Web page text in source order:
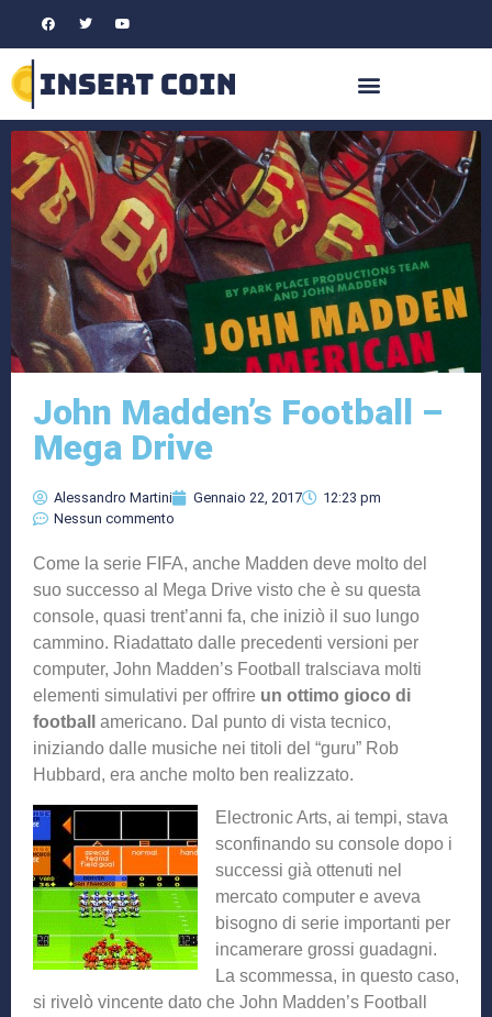
John Madden’s Football –
Mega Drive
Alessandro Martini Gennaio 22, 2017
12:23 pm
Nessun commento
Come la serie FIFA, anche Madden deve molto del
suo successo al Mega Drive visto che è su questa
console, quasi trent’anni fa, che iniziò il suo lungo
cammino. Riadattato dalle precedenti versioni per
computer, John Madden’s Football tralsciava molti
elementi simulativi per offrire un ottimo gioco di
football
americano. Dal punto di vista tecnico,
iniziando dalle musiche nei titoli del “guru” Rob
Hubbard, era anche molto ben realizzato.
Electronic Arts, ai tempi, stava
sconfinando su console dopo i
successi già ottenuti nel
mercato computer e aveva
bisogno di serie importanti per
incamerare grossi guadagni.
La scommessa, in questo caso,
si rivelò vincente dato che John Madden’s Football